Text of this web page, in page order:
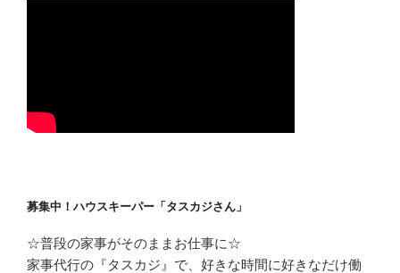
募集中！ハウスキーパー「タスカジさん」
☆普段の家事がそのままお仕事に☆
家事代行の『タスカジ』で、好きな時間に好きなだけ働